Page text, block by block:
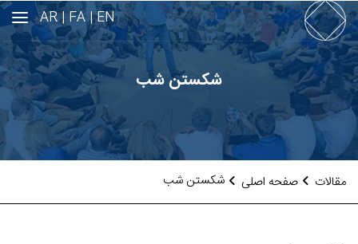
EN |
FA |
AR
شکستن شب
مقالات صفحه اصلی شکستن شب